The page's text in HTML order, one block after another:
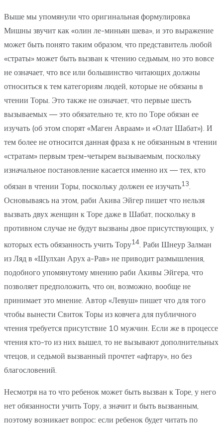
Выше мы упомянули что оригинальная формулировка
Мишны звучит как «олин ле-миньян шева», и это выражение
может быть понято таким образом, что представитель любой
«страты» может быть вызван к чтению седьмым, но это вовсе
не означает, что все или большинство читающих должны
относиться к тем категориям людей, которые не обязаны в
чтении Торы. Это также не означает, что первые шесть
вызываемых — это обязательно те, кто по Торе обязан ее
изучать (об этом спорят «Маген Авраам» и «Олат Шабат»). И
тем более не относится данная фраза к не обязанным в чтении
«стратам» первым трем-четырем вызываемым, поскольку
изначальное постановление касается именно их — тех, кто
обязан в чтении Торы, поскольку должен ее изучать13.
Основываясь на этом, раби Акива Эйгер пишет что нельзя
вызвать двух женщин к Торе даже в Шабат, поскольку в
противном случае не будут вызваны двое присутствующих, у
которых есть обязанность учить Тору14. Раби Шнеур Залман
из Ляд в «Шулхан Арух а-Рав» не приводит размышления,
подобного упомянутому мнению раби Акивы Эйгера, что
позволяет предположить, что он, возможно, вообще не
принимает это мнение. Автор «Левуш» пишет что для того
чтобы вынести Свиток Торы из ковчега для публичного
чтения требуется присутствие 10 мужчин. Если же в процессе
чтения кто-то из них вышел, то не вызывают дополнительных
чтецов, и седьмой вызванный прочтет «афтару», но без
благословений.
Несмотря на то что ребенок может быть вызван к Торе, у него
нет обязанности учить Тору, а значит и быть вызванным,
поэтому возникает вопрос: если ребенок будет читать по